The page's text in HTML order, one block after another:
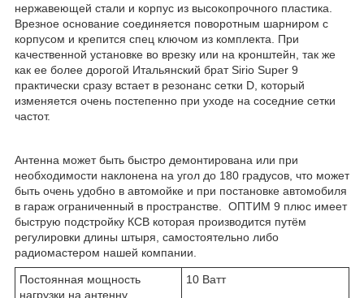
нержавеющей стали и корпус из высокопрочного пластика.
Врезное основание соединяется поворотным шарниром с
корпусом и крепится спец ключом из комплекта. При
качественной установке во врезку или на кронштейн, так же
как ее более дорогой Итальянский брат Sirio Super 9
практически сразу встает в резонанс сетки D, который
изменяется очень постепенно при уходе на соседние сетки
частот.
Антенна может быть быстро демонтирована или при
необходимости наклонена на угол до 180 градусов, что может
быть очень удобно в автомойке и при постановке автомобиля
в гараж ограниченный в пространстве. ОПТИМ 9 плюс имеет
быструю подстройку КСВ которая производится путём
регулировки длины штыря, самостоятельно либо
радиомастером нашей компании.
Постоянная мощность
нагрузки на антенну
10 Ватт